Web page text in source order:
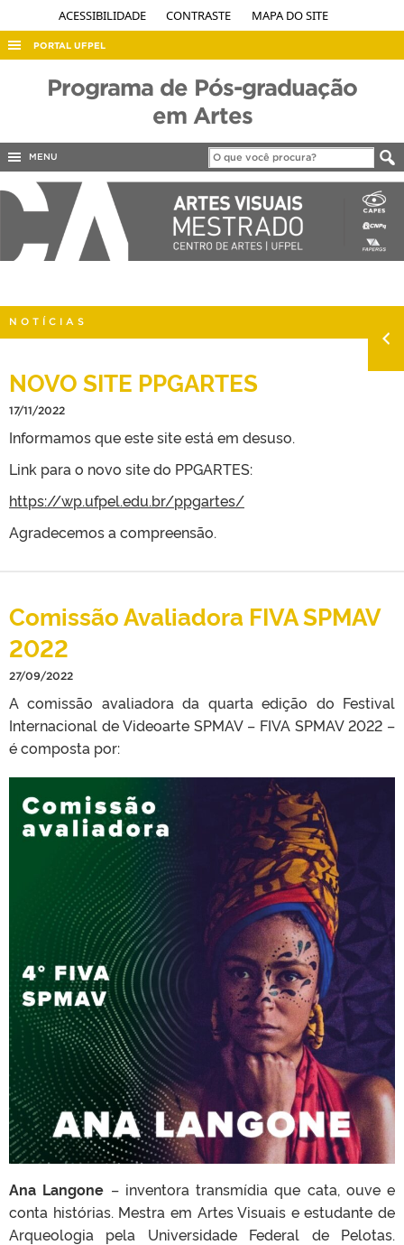
ACESSIBILIDADE CONTRASTE MAPA DO SITE
PORTAL UFPEL
EDITAIS
INTERNACIONAL
OUVIDORIA
TELEFONES
Programa de Pós-graduação
em Artes
MENU
NOTÍCIAS
NOVO SITE PPGARTES
17/11/2022
Informamos que este site está em desuso.
Link para o novo site do PPGARTES:
https://wp.ufpel.edu.br/ppgartes/
Agradecemos a compreensão.
Comissão Avaliadora FIVA SPMAV
2022
27/09/2022
A comissão avaliadora da quarta edição do Festival
Internacional de Videoarte SPMAV – FIVA SPMAV 2022 –
é composta por:
Ana Langone – inventora transmídia que cata, ouve e
conta histórias. Mestra em Artes Visuais e estudante de
Arqueologia pela Universidade Federal de Pelotas.